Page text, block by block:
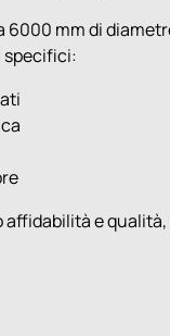
6000 mm di
specifici:
e